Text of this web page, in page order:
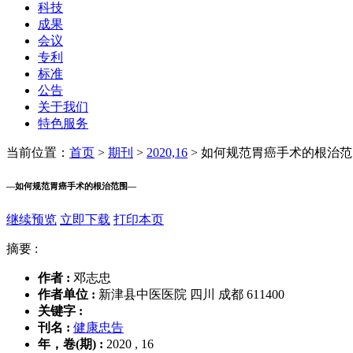
科技
成果
会议
专利
标准
公告
关于我们
特色服务
当前位置： 首页 > 期刊 > 2020,16 > 如何规范胃癌手术的根治
—如何规范胃癌手术的根治范围—
继续预览 立即下载 打印本页
摘要 :
作者 : 邓志忠
作者单位 : 新津县中医医院 四川 成都 611400
关键字 :
刊名 : 健康忠告
年，卷(期) : 2020 , 16